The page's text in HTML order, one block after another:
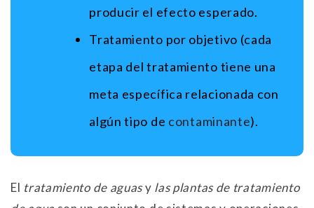
producir el efecto esperado.
Tratamiento por objetivo (cada
etapa del tratamiento tiene una
meta específica relacionada con
algún tipo de contaminante).
El tratamiento de aguasy las plantas de tratamiento